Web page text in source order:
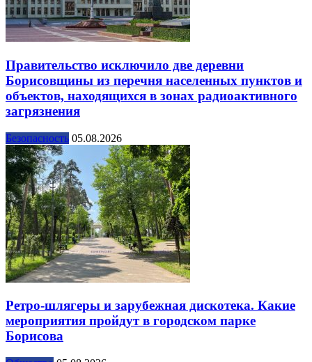
Правительство исключило две деревни
Борисовщины из перечня населенных пунктов и
объектов, находящихся в зонах радиоактивного
загрязнения
Безопасность 05.08.2026
Ретро-шлягеры и зарубежная дискотека. Какие
мероприятия пройдут в городском парке
Борисова